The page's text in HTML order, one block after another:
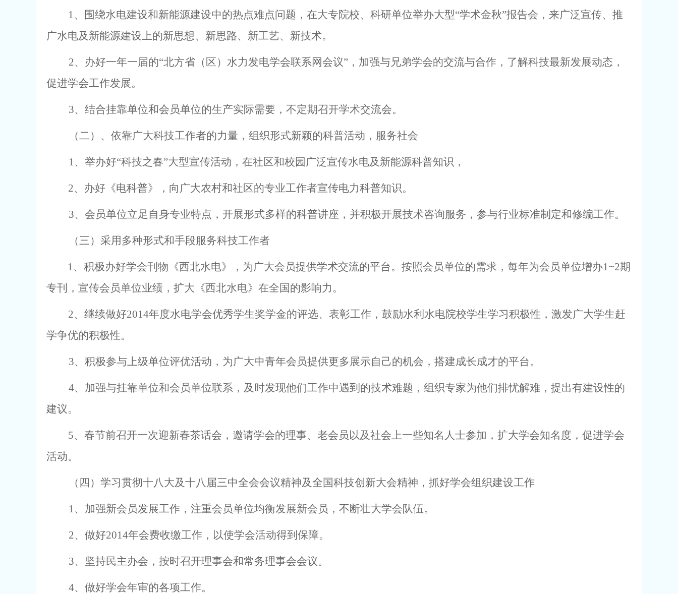
1、围绕水电建设和新能源建设中的热点难点问题，在大专院校、科研单位举办大型“学术金秋”报告会，来广泛宣传、推
广水电及新能源建设上的新思想、新思路、新工艺、新技术。
2、办好一年一届的“北方省（区）水力发电学会联系网会议”，加强与兄弟学会的交流与合作，了解科技最新发展动态，
促进学会工作发展。
3、结合挂靠单位和会员单位的生产实际需要，不定期召开学术交流会。
（二）、依靠广大科技工作者的力量，组织形式新颖的科普活动，服务社会
1、举办好“科技之春”大型宣传活动，在社区和校园广泛宣传水电及新能源科普知识，
2、办好《电科普》，向广大农村和社区的专业工作者宣传电力科普知识。
3、会员单位立足自身专业特点，开展形式多样的科普讲座，并积极开展技术咨询服务，参与行业标准制定和修编工作。
（三）采用多种形式和手段服务科技工作者
1、积极办好学会刊物《西北水电》，为广大会员提供学术交流的平台。按照会员单位的需求，每年为会员单位增办1~2期
专刊，宣传会员单位业绩，扩大《西北水电》在全国的影响力。
2、继续做好2014年度水电学会优秀学生奖学金的评选、表彰工作，鼓励水利水电院校学生学习积极性，激发广大学生赶
学争优的积极性。
3、积极参与上级单位评优活动，为广大中青年会员提供更多展示自己的机会，搭建成长成才的平台。
4、加强与挂靠单位和会员单位联系，及时发现他们工作中遇到的技术难题，组织专家为他们排忧解难，提出有建设性的
建议。
5、春节前召开一次迎新春茶话会，邀请学会的理事、老会员以及社会上一些知名人士参加，扩大学会知名度，促进学会
活动。
（四）学习贯彻十八大及十八届三中全会会议精神及全国科技创新大会精神，抓好学会组织建设工作
1、加强新会员发展工作，注重会员单位均衡发展新会员，不断壮大学会队伍。
2、做好2014年会费收缴工作，以使学会活动得到保障。
3、坚持民主办会，按时召开理事会和常务理事会会议。
4、做好学会年审的各项工作。